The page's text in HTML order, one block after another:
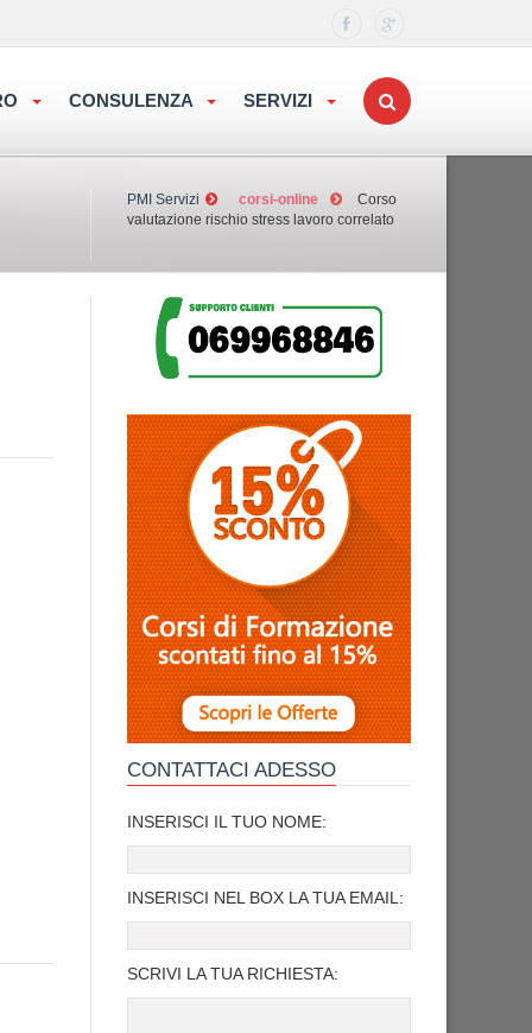
CONSULENZA SERVIZI
PMI Servizi corsi-online
Corso
valutazione rischio stress lavoro correlato
CONTATTACI ADESSO
INSERISCI IL TUO NOME:
INSERISCI NEL BOX LA TUA EMAIL:
SCRIVI LA TUA RICHIESTA: